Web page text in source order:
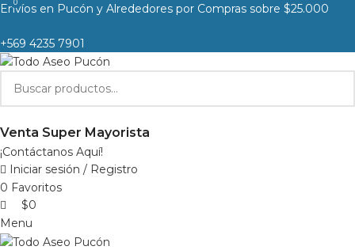
Envíos en Pucón y Alrededores por Compras sobre $25.000
+569 4235 7901
Venta Super Mayorista
¡Contáctanos Aquí!
Iniciar sesión / Registro
0 Favoritos
0
$0
Menu
0